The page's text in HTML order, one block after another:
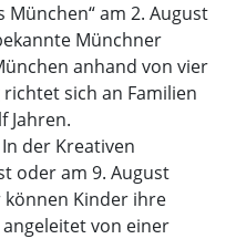
München“ am 2. August
Münchner
anhand von vier
sich an Familien
Jahren.
der Kreativen
oder am 9. August
können Kinder ihre
von einer